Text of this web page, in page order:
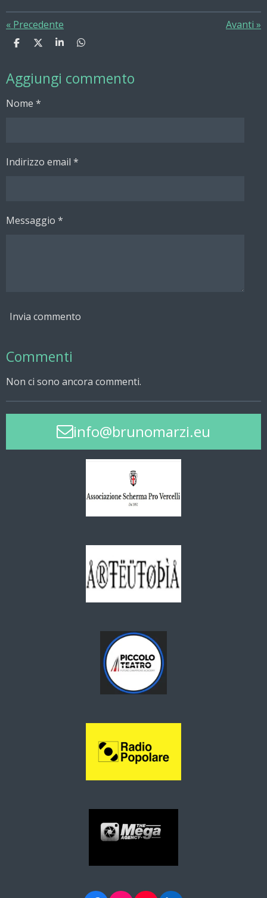
« Precedente Avanti »
C
d
i
i
C
d
i
i
C
d
i
C
d
i
Aggiungi commento
Nome *
Indirizzo email *
Messaggio *
Invia commento
Commenti
Non ci sono ancora commenti.
info@brunomarzi.eu